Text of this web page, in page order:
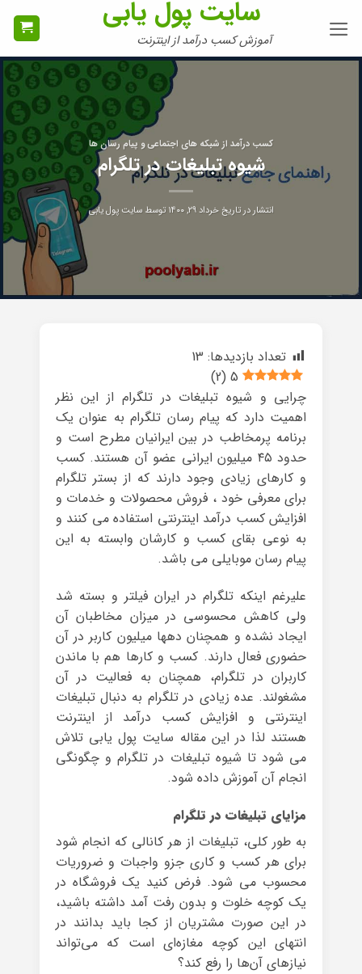
سایت پول یابی
آموزش کسب درآمد از اینترنت
کسب درآمد از شبکه های اجتماعی و پیام رسان ها
شیوه تبلیغات در تلگرام
انتشار در تاریخخرداد ۲۹, ۱۴۰۰ توسطسایت پول یابی
تعداد بازدیدها: 13
5
(
2
)
چرایی و شیوه تبلیغات در تلگرام از این نظر
اهمیت دارد که پیام رسان تلگرام به عنوان یک
برنامه پرمخاطب در بین ایرانیان مطرح است و
حدود ۴۵ میلیون ایرانی عضو آن هستند. کسب
و کارهای زیادی وجود دارند که از بستر تلگرام
برای معرفی خود ، فروش محصولات و خدمات و
افزایش کسب درآمد اینترنتی استفاده می کنند و
به نوعی بقای کسب و کارشان وابسته به این
پیام رسان موبایلی می باشد.
علیرغم اینکه تلگرام در ایران فیلتر و بسته شد
ولی کاهش محسوسی در میزان مخاطبان آن
ایجاد نشده و همچنان دهها میلیون کاربر در آن
حضوری فعال دارند. کسب و کارها هم با ماندن
کاربران در تلگرام، همچنان به فعالیت در آن
مشغولند. عده زیادی در تلگرام به دنبال تبلیغات
اینترنتی و افزایش کسب درآمد از اینترنت
هستند لذا در این مقاله سایت پول یابی تلاش
می شود تا شیوه تبلیغات در تلگرام و چگونگی
انجام آن آموزش داده شود.
مزایای تبلیغات در تلگرام
به طور کلی، تبلیغات از هر کانالی که انجام شود
برای هر کسب و کاری جزو واجبات و ضروریات
محسوب می شود. فرض کنید یک فروشگاه در
یک کوچه خلوت و بدون رفت آمد داشته باشید،
در این صورت مشتریان از کجا باید بدانند در
انتهای این کوچه مغازه‌ای است که می‌تواند
نیازهای آن‌ها را رفع کند؟